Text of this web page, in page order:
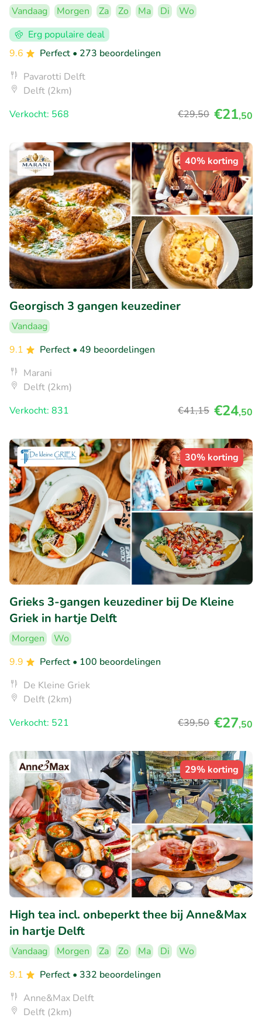
Vandaag Morgen Za Zo Ma Di
Wo
Erg populaire deal
9.6
Perfect • 273 beoordelingen
Pavarotti Delft
Delft (2km)
Verkocht: 568
€29,50 €21,50
40% korting
Georgisch 3 gangen keuzediner
Vandaag
9.1
Perfect • 49 beoordelingen
Marani
Delft (2km)
Verkocht: 831
€41,15 €24,50
30% korting
Grieks 3-gangen keuzediner bij De Kleine
Griek in hartje Delft
Morgen
Wo
9.9
Perfect • 100 beoordelingen
De Kleine Griek
Delft (2km)
Verkocht: 521
€39,50 €27,50
29% korting
High tea incl. onbeperkt thee bij Anne&Max
in hartje Delft
Vandaag Morgen Za Zo Ma Di
Wo
9.1
Perfect • 332 beoordelingen
Anne&Max Delft
Delft (2km)